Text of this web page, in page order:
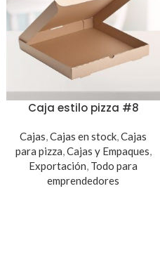
Caja estilo pizza #8
Cajas,Cajas en stock,Cajas
para pizza,Cajas y Empaques,
Exportación, Todo para
emprendedores